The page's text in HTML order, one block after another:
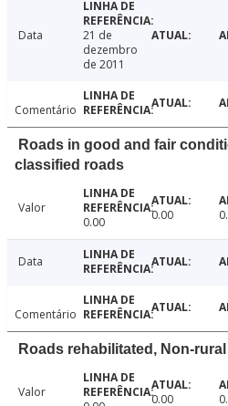
Data
21 de
dezembro
de 2011
Comentário
Roads in good and fair
classified roads
Valor
0.00
0.00
Data
Comentário
Roads rehabilitated, Non-rural
Valor
0.00